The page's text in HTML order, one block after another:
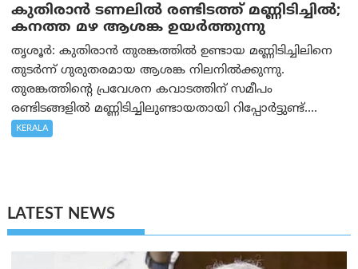
കുതിരാൻ ടണലിൽ രണ്ടിടത്ത് മണ്ണിടിച്ചിൽ;
കനത്ത മഴ ആശങ്ക ഉയർത്തുന്നു
തൃശൂർ: കുതിരാൻ തുരങ്കത്തിൽ ഉണ്ടായ മണ്ണിടിച്ചിലിനെ
തുടർന്ന് ഗുരുതരമായ ആശങ്ക നിലനിൽക്കുന്നു.
തുരങ്കത്തിന്റെ പ്രവേശന കവാടത്തിന് സമീപം
രണ്ടിടങ്ങളിൽ മണ്ണിടിച്ചിലുണ്ടായതായി റിപ്പോർട്ടുണ്ട്....
KERALA
LATEST NEWS